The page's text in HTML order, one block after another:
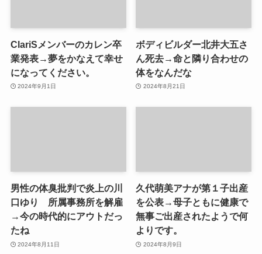
ClariSメンバーのカレン卒
業発表→夢をかなえて幸せ
になってください。
2024年9月1日
ボディビルダー北井大五さ
ん死去→命と隣り合わせの
体をなんだな
2024年8月21日
男性の体臭批判で炎上の川
口ゆり 所属事務所を解雇
→今の時代的にアウトだっ
たね
2024年8月11日
久代萌美アナが第１子出産
を公表→母子ともに健康で
無事ご出産されたようで何
よりです。
2024年8月9日